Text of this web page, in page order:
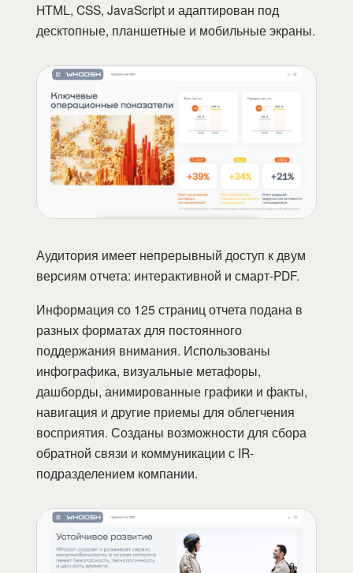
HTML, CSS, JavaScript и адаптирован под
десктопные, планшетные и мобильные экраны.
Аудитория имеет непрерывный доступ к двум
версиям отчета: интерактивной и смарт-PDF.
Информация со 125 страниц отчета подана в
разных форматах для постоянного
поддержания внимания. Использованы
инфографика, визуальные метафоры,
дашборды, анимированные графики и факты,
навигация и другие приемы для облегчения
восприятия. Созданы возможности для сбора
обратной связи и коммуникации с IR-
подразделением компании.